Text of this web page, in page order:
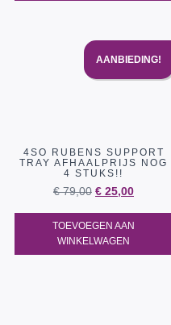
AANBIEDING!
4SO RUBENS SUPPORT
TRAY AFHAALPRIJS NOG
4 STUKS!!
€79,00 € 25,00
TOEVOEGEN AAN
WINKELWAGEN